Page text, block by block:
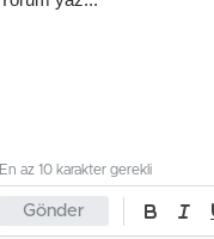
Gönder
En az 10 karakter gerekli